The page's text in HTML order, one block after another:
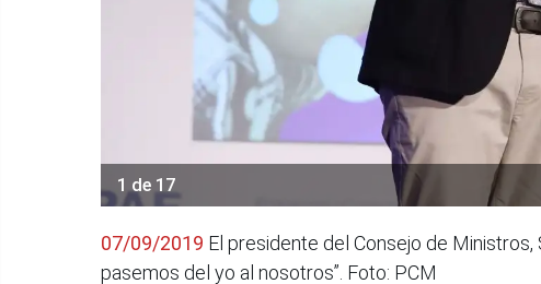
1 de 17
07/09/2019 El presidente del Consejo de
pasemos del yo al nosotros”. Foto: PCM